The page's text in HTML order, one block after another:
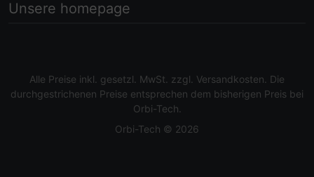
Unsere homepage
Alle Preise inkl. gesetzl. MwSt. zzgl. Versandkosten . Die
durchgestrichenen Preise entsprechen dem bisherigen Preis bei
Orbi-Tech.
Orbi-Tech © 2026